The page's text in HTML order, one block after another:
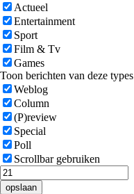
Actueel
Entertainment
Sport
Film & Tv
Games
Toon berichten van deze types
Weblog
Column
(P)review
Special
Poll
Scrollbar gebruiken
opslaan